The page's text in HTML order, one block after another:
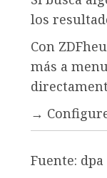
los
Con
más a
→
Fuente: dpa